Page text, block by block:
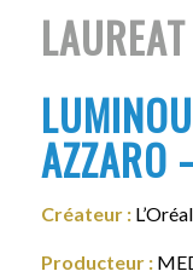
AZZARO
Créateur :
Producteur :